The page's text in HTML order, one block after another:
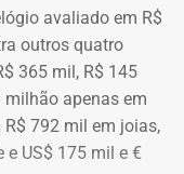
avaliado em R$
outros quatro
365 mil, R$ 145
apenas em
792 mil em joias,
e US$ 175 mil e €